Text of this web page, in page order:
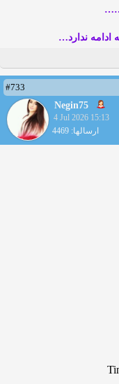
ادامه ندارد…
#733
Negin75
4 Jul 2026 15:13
ارسالها: 4469